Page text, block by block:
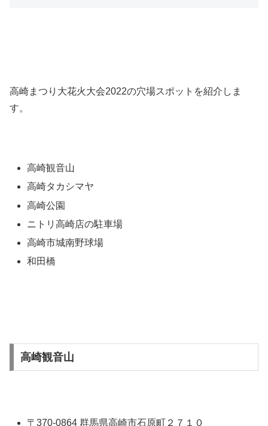
高崎まつり大花火大会2022の穴場スポットを紹介しま
す。
高崎観音山
高崎タカシマヤ
高崎公園
ニトリ高崎店の駐車場
高崎市城南野球場
和田橋
高崎観音山
〒370-0864 群馬県高崎市石原町２７１０